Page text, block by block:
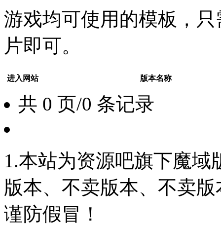
游戏均可使用的模板，
片即可。
进入网站 版本名称
共 0 页/0 条记录
1.本站为资源吧旗下魔
版本、不卖版本、不卖版
谨防假冒！